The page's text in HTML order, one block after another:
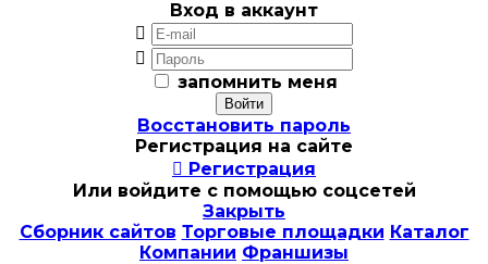
Вход в аккаунт


запомнить меня
Восстановить пароль
Регистрация на сайте
 Регистрация
Или войдите с помощью соцсетей
Закрыть
Сборник сайтов Торговые площадки Каталог
Компании Франшизы